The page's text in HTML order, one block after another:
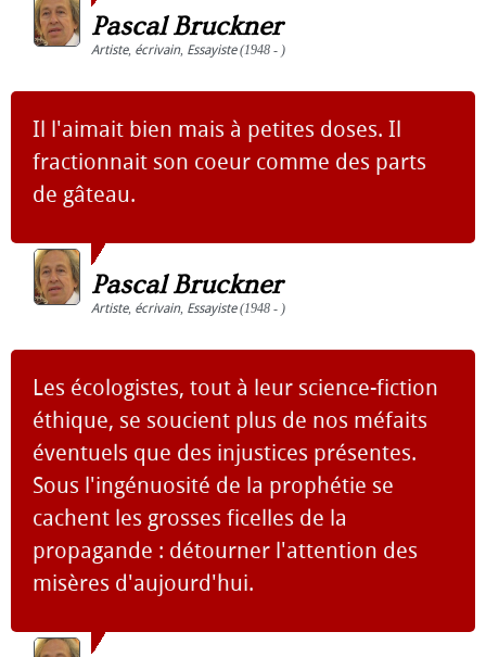
Pascal Bruckner
Artiste, écrivain, Essayiste(1948 - )
Il l'aimait bien mais à petites doses. Il
fractionnait son coeur comme des parts
de gâteau.
Pascal Bruckner
Artiste, écrivain, Essayiste(1948 - )
Les écologistes, tout à leur science-fiction
éthique, se soucient plus de nos méfaits
éventuels que des injustices présentes.
Sous l'ingénuosité de la prophétie se
cachent les grosses ficelles de la
propagande : détourner l'attention des
misères d'aujourd'hui.